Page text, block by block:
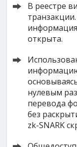
В реестре
открыта.
нулевым
перевода
без
zk-SNARK